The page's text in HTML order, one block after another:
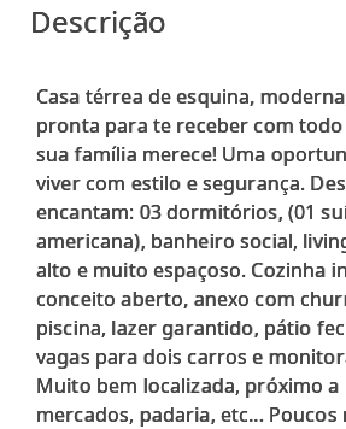
Descrição
Casa térrea de esquina,
pronta para te receber com
sua família merece! Uma
viver com estilo e segurança.
encantam: 03 dormitórios, (01
americana), banheiro social,
alto e muito espaçoso. Cozinha
conceito aberto, anexo com
piscina, lazer garantido, pátio
vagas para dois carros e
Muito bem localizada, próximo
mercados, padaria, etc...